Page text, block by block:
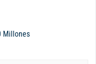
Millones